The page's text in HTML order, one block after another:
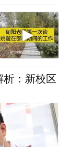
析：新校区